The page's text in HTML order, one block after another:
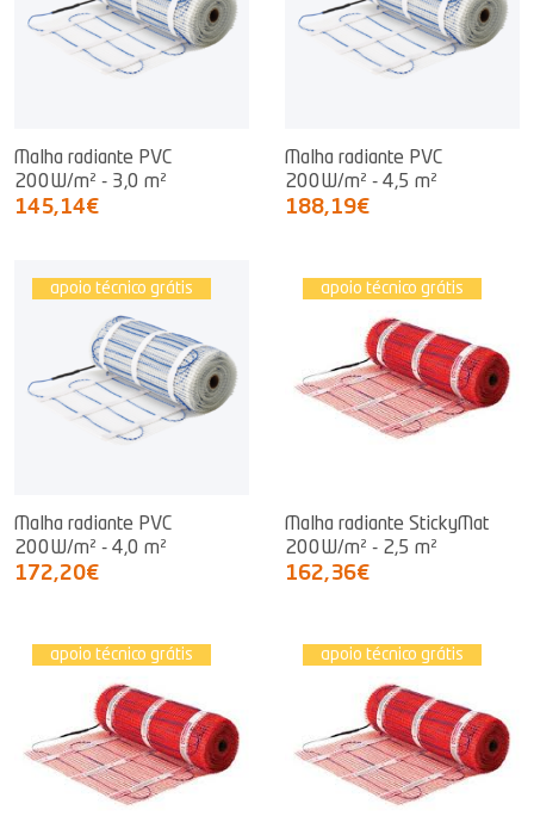
Malha radiante PVC
200W/m² - 3,0 m²
145,14€
Malha radiante PVC
200W/m² - 4,5 m²
188,19€
apoio técnico grátis
Malha radiante PVC
200W/m² - 4,0 m²
172,20€
apoio técnico grátis
Malha radiante StickyMat
200W/m² - 2,5 m²
162,36€
apoio técnico grátis apoio técnico grátis